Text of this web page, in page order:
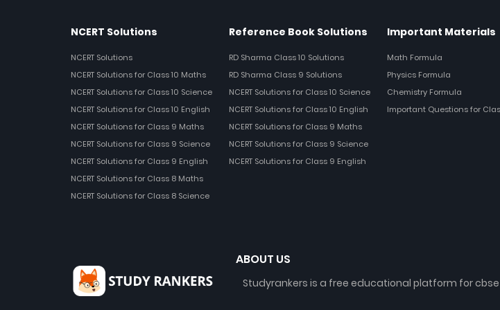
NCERT Solutions
NCERT Solutions
NCERT Solutions for Class 10 Maths
NCERT Solutions for Class 10 Science
NCERT Solutions for Class 10 English
NCERT Solutions for Class 9 Maths
NCERT Solutions for Class 9 Science
NCERT Solutions for Class 9 English
NCERT Solutions for Class 8 Maths
NCERT Solutions for Class 8 Science
Reference Book Solutions
RD Sharma Class 10 Solutions
RD Sharma Class 9 Solutions
NCERT Solutions for Class 10 Science
NCERT Solutions for Class 10 English
NCERT Solutions for Class 9 Maths
NCERT Solutions for Class 9 Science
NCERT Solutions for Class 9 English
Important Materials
Math Formula
Physics Formula
Chemistry Formula
Important Questions for
ABOUT US
Studyrankers is a free educational platform for cbse